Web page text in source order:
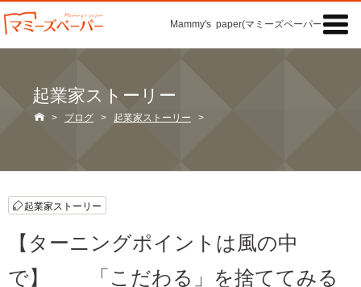
Mammy's paper(マミーズペーパー)の「記事

起業家ストーリー
 > ブログ > 起業家ストーリー >
起業家ストーリー
【ターニングポイントは風の中
で】 「こだわる」を捨ててみる